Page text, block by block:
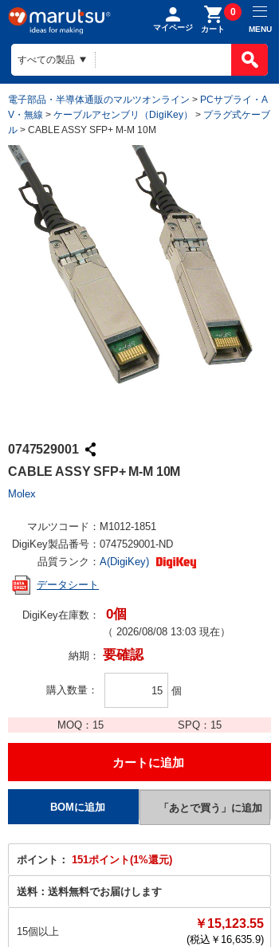
マイページ カート
0
MENU
電子部品・半導体通販のマルツオンライン > PCサプライ・A
V・無線 > ケーブルアセンブリ（DigiKey） > プラグ式ケーブ
ル > CABLE ASSY SFP+ M-M 10M
0747529001
CABLE ASSY SFP+ M-M 10M
Molex
マルツコード： M1012-1851
DigiKey製品番号： 0747529001-ND
品質ランク： A(DigiKey)
データシート
DigiKey在庫数： 0個
（ 2026/08/08 13:03 現在）
納期： 要確認
購入数量 個
MOQ： 15 SPQ： 15
ポイント： 151ポイント(1%還元)
送料： 送料無料でお届けします
15個以上
￥15,123.55
(税込￥ 16,635.9)